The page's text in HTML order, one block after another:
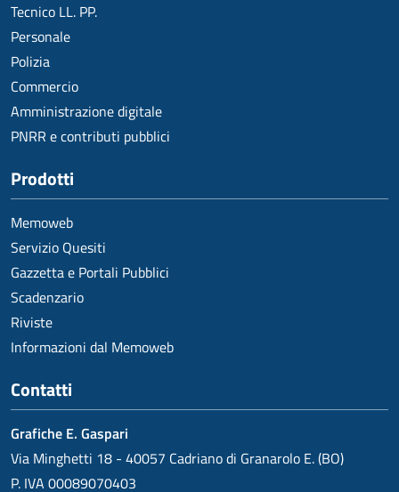
Tecnico LL. PP.
Personale
Polizia
Commercio
Amministrazione digitale
PNRR e contributi pubblici
Prodotti
Memoweb
Servizio Quesiti
Gazzetta e Portali Pubblici
Scadenzario
Riviste
Informazioni dal Memoweb
Contatti
Grafiche E. Gaspari
Via Minghetti 18 - 40057 Cadriano di Granarolo E. (BO)
P. IVA 00089070403